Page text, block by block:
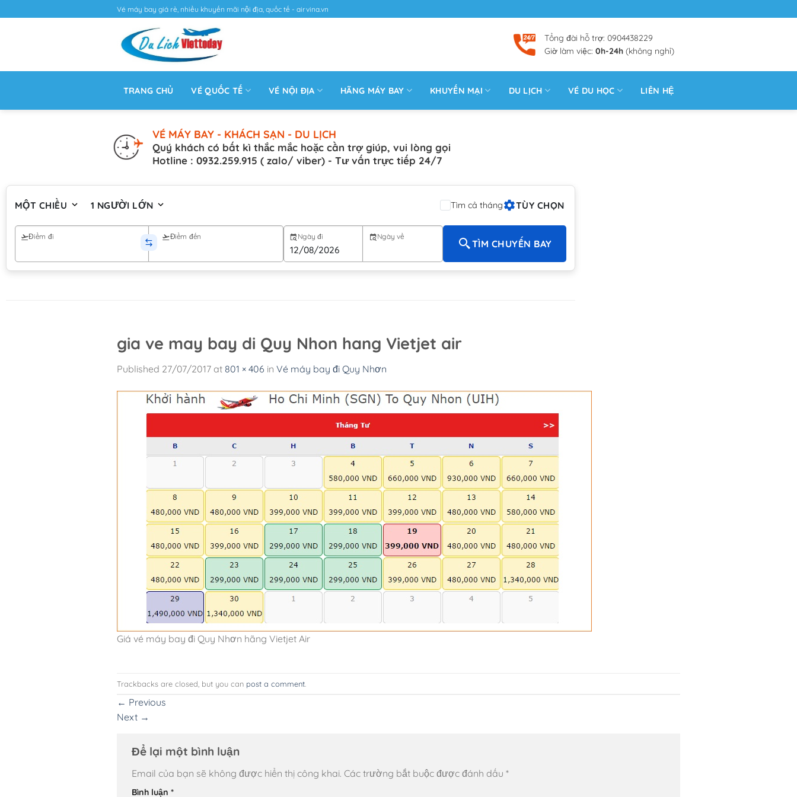
Vé máy bay giá rẻ, nhiều khuyến mãi nội địa, quốc tế - airvina.vn
Tổng đài hỗ trợ: 0904438229
Giờ làm việc: 0h-24h (không nghỉ)
TRANG CHỦ VÉ QUỐC TẾ VÉ NỘI ĐỊA HÃNG MÁY BAY KHUYẾN MẠI DU LỊCH VÉ DU HỌC LIÊN HỆ
VÉ MÁY BAY - KHÁCH SẠN - DU LỊCH
Quý khách có bất kì thắc mắc hoặc cần trợ giúp, vui lòng gọi
Hotline : 0932.259.915 ( zalo/ viber) - Tư vấn trực tiếp 24/7
MỘT CHIỀU 1 NGƯỜI LỚN Tìm cả tháng TÙY CHỌN
Điểm đi Điểm đến Ngày đi Ngày về
TÌM CHUYẾN BAY
gia ve may bay di Quy Nhon hang Vietjet air
Published 27/07/2017 at 801 × 406 in Vé máy bay đi Quy Nhơn
Giá vé máy bay đi Quy Nhơn hãng Vietjet Air
Trackbacks are closed, but you can post a comment
← Previous
Next →
Để lại một bình luận
Email của bạn sẽ không được hiển thị công khai. Các trường bắt buộc được đánh dấu *
Bình luận *